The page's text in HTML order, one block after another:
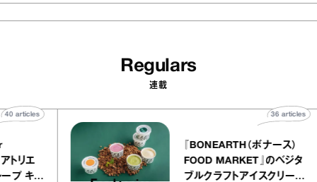
Regulars
連載
atelier
リー アトリエ
ルクレープ キャ
40
『BONEARTH（ボナー
FOOD MARKET』の
ブルクラフトアイスク
36